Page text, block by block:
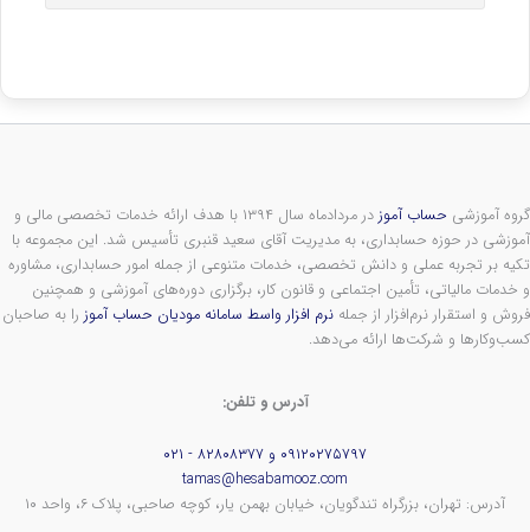
گروه آموزشی حساب آموز
در مردادماه سال ۱۳۹۴ با هدف ارائه خدمات تخصصی مالی و
آموزشی در حوزه حسابداری، به مدیریت آقای سعید قنبری تأسیس شد. این مجموعه با
تکیه بر تجربه عملی و دانش تخصصی، خدمات متنوعی از جمله امور حسابداری، مشاوره
و خدمات مالیاتی، تأمین اجتماعی و قانون کار، برگزاری دوره‌های آموزشی و همچنین
فروش و استقرار نرم‌افزار از جمله نرم افزار واسط سامانه مودیان حساب آموز را به صاحبان
کسب‌وکارها و شرکت‌ها ارائه می‌دهد.
آدرس و تلفن:
۰۹۱۲۰۲۷۵۷۹۷ و ۸۲۸۰۸۳۷۷ - ۰۲۱
tamas@hesabamooz.com
آدرس: تهران، بزرگراه تندگویان، خیابان بهمن یار، کوچه صاحبی، پلاک ۶، واحد ۱۰